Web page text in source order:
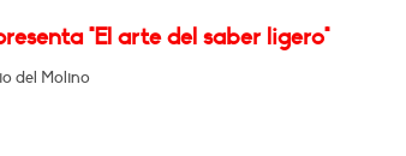
"El arte del saber ligero"
del Molino